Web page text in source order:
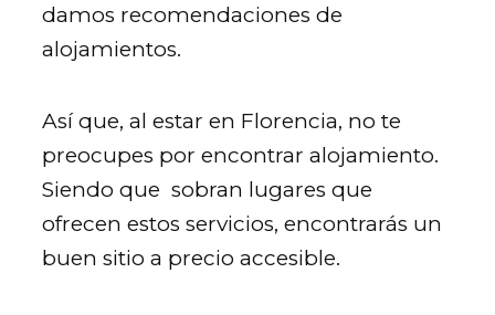
damos recomendaciones de
alojamientos.
Así que, al estar en Florencia, no te
preocupes por encontrar alojamiento.
Siendo que sobran lugares que
ofrecen estos servicios, encontrarás un
buen sitio a precio accesible.